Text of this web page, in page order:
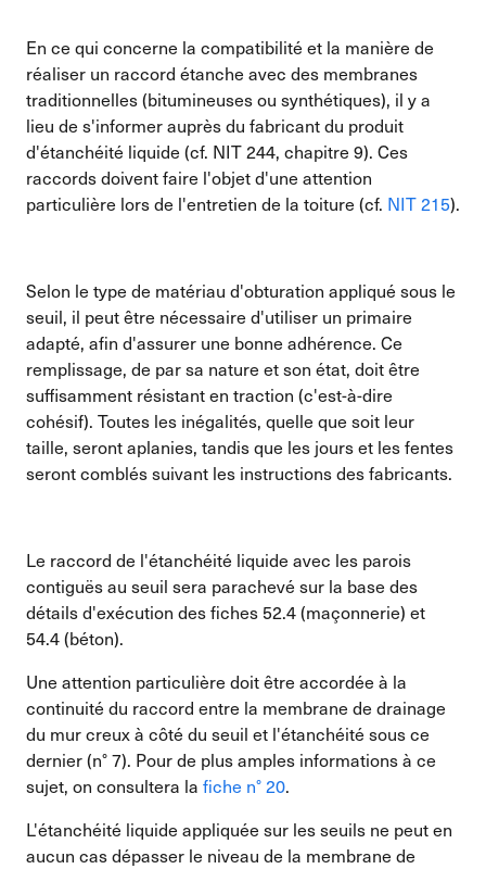
En ce qui concerne la compatibilité et la manière de
réaliser un raccord étanche avec des membranes
traditionnelles (bitumineuses ou synthétiques), il y a
lieu de s'informer auprès du fabricant du produit
d'étanchéité liquide (cf. NIT 244, chapitre 9). Ces
raccords doivent faire l'objet d'une attention
particulière lors de l'entretien de la toiture (cf. NIT 215).
Selon le type de matériau d'obturation appliqué sous le
seuil, il peut être nécessaire d'utiliser un primaire
adapté, afin d'assurer une bonne adhérence. Ce
remplissage, de par sa nature et son état, doit être
suffisamment résistant en traction (c'est-à-dire
cohésif). Toutes les inégalités, quelle que soit leur
taille, seront aplanies, tandis que les jours et les fentes
seront comblés suivant les instructions des fabricants.
Le raccord de l'étanchéité liquide avec les parois
contiguës au seuil sera parachevé sur la base des
détails d'exécution des fiches 52.4 (maçonnerie) et
54.4 (béton).
Une attention particulière doit être accordée à la
continuité du raccord entre la membrane de drainage
du mur creux à côté du seuil et l'étanchéité sous ce
dernier (n° 7). Pour de plus amples informations à ce
sujet, on consultera la fiche n° 20.
L'étanchéité liquide appliquée sur les seuils ne peut en
aucun cas dépasser le niveau de la membrane de